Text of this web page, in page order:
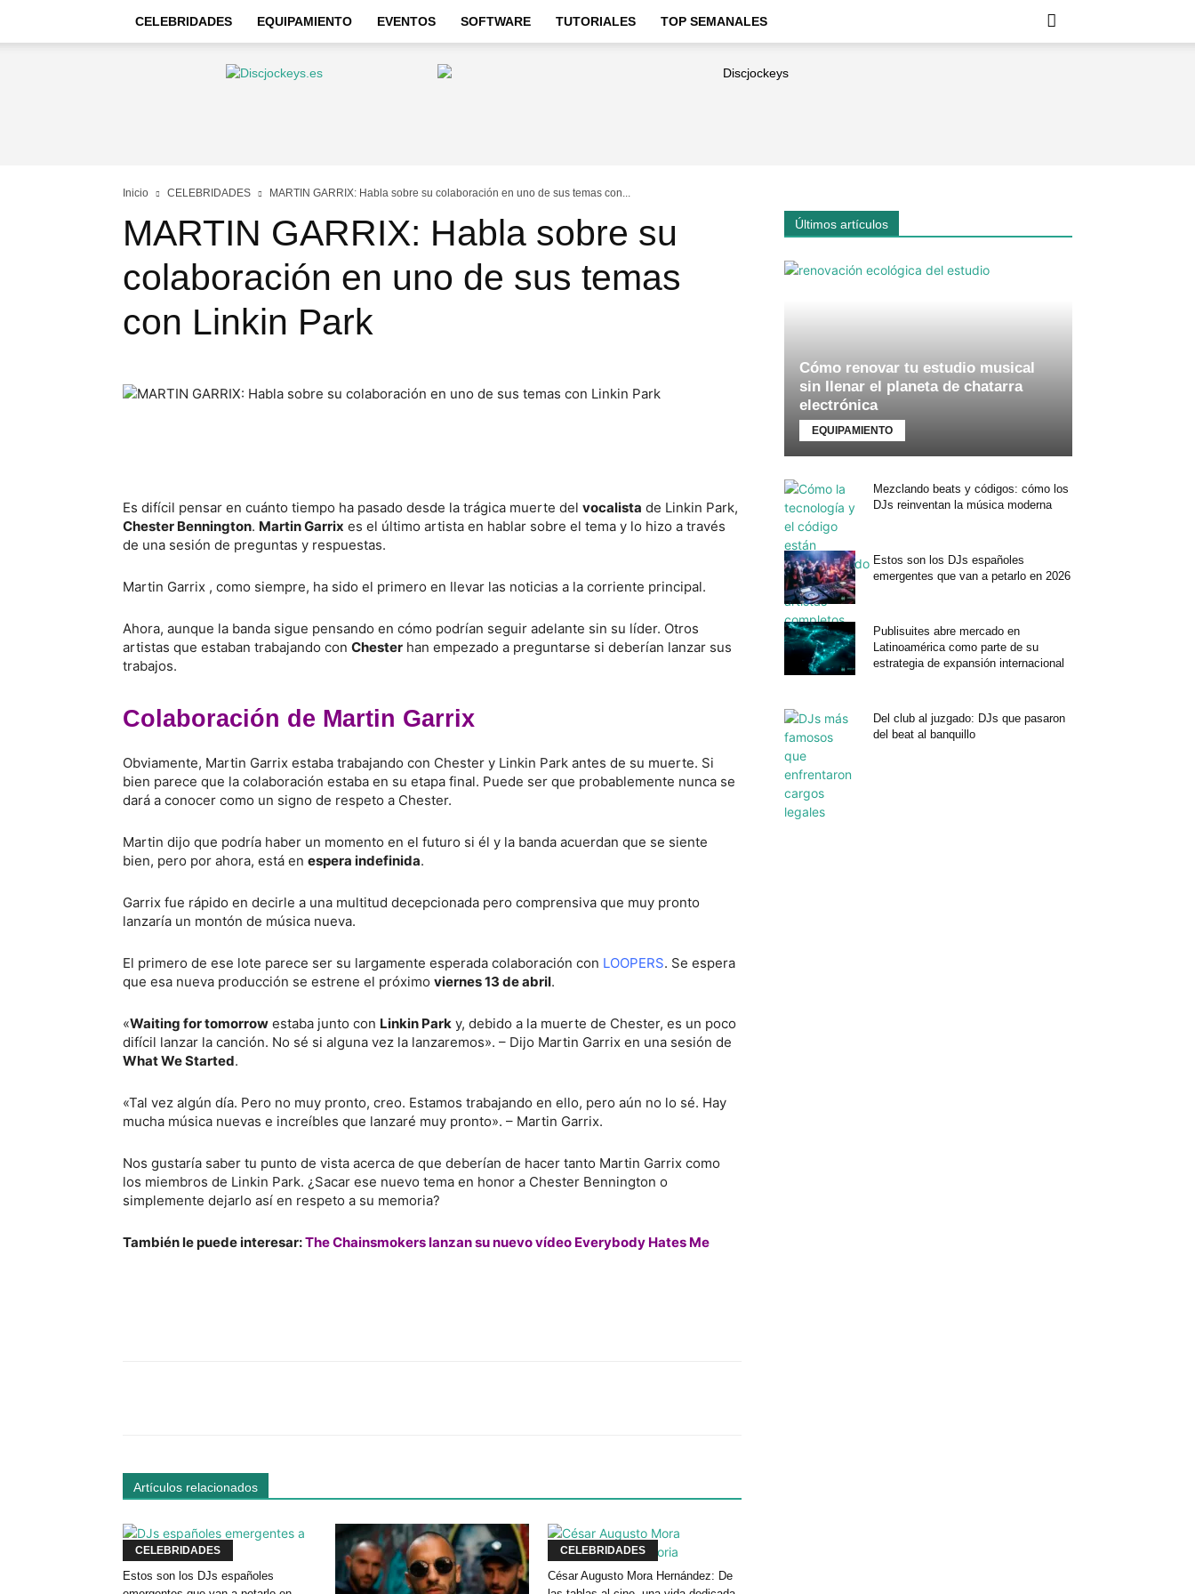
CELEBRIDADES EQUIPAMIENTO EVENTOS SOFTWARE TUTORIALES TOP SEMANALES
Discjockeys
Inicio CELEBRIDADES MARTIN GARRIX: Habla sobre su colaboración en uno de sus temas con...
MARTIN GARRIX: Habla sobre su
colaboración en uno de sus temas
con Linkin Park
Es difícil pensar en cuánto tiempo ha pasado desde la trágica muerte del vocalista de Linkin Park,
Chester Bennington. Martin Garrix es el último artista en hablar sobre el tema y lo hizo a través
de una sesión de preguntas y respuestas.
Martin Garrix , como siempre, ha sido el primero en llevar las noticias a la corriente principal.
Ahora, aunque la banda sigue pensando en cómo podrían seguir adelante sin su líder. Otros
artistas que estaban trabajando con Chester han empezado a preguntarse si deberían lanzar sus
trabajos.
Colaboración de Martin Garrix
Obviamente, Martin Garrix estaba trabajando con Chester y Linkin Park antes de su muerte. Si
bien parece que la colaboración estaba en su etapa final. Puede ser que probablemente nunca se
dará a conocer como un signo de respeto a Chester.
Martin dijo que podría haber un momento en el futuro si él y la banda acuerdan que se siente
bien, pero por ahora, está en espera indefinida.
Garrix fue rápido en decirle a una multitud decepcionada pero comprensiva que muy pronto
lanzaría un montón de música nueva.
El primero de ese lote parece ser su largamente esperada colaboración con LOOPERS. Se espera
que esa nueva producción se estrene el próximo viernes 13 de abril.
«Waiting for tomorrow estaba junto con Linkin Park y, debido a la muerte de Chester, es un poco
difícil lanzar la canción. No sé si alguna vez la lanzaremos». – Dijo Martin Garrix en una sesión de
What We Started.
«Tal vez algún día. Pero no muy pronto, creo. Estamos trabajando en ello, pero aún no lo sé. Hay
mucha música nuevas e increíbles que lanzaré muy pronto». – Martin Garrix.
Nos gustaría saber tu punto de vista acerca de que deberían de hacer tanto Martin Garrix como
los miembros de Linkin Park. ¿Sacar ese nuevo tema en honor a Chester Bennington o
simplemente dejarlo así en respeto a su memoria?
También le puede interesar:The Chainsmokers lanzan su nuevo vídeo Everybody Hates Me
Artículos relacionados
CELEBRIDADES
Estos son los DJs españoles
CELEBRIDADES
César Augusto Mora Hernández: De
Últimos artículos
Cómo renovar tu estudio musical
sin llenar el planeta de chatarra
electrónica
EQUIPAMIENTO
Mezclando beats y códigos: cómo los
DJs reinventan la música moderna
Estos son los DJs españoles
emergentes que van a petarlo en 2026
Publisuites abre mercado en
Latinoamérica como parte de su
estrategia de expansión internacional
Del club al juzgado: DJs que pasaron
del beat al banquillo